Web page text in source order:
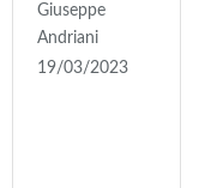
Giuseppe
Andriani
19/03/2023